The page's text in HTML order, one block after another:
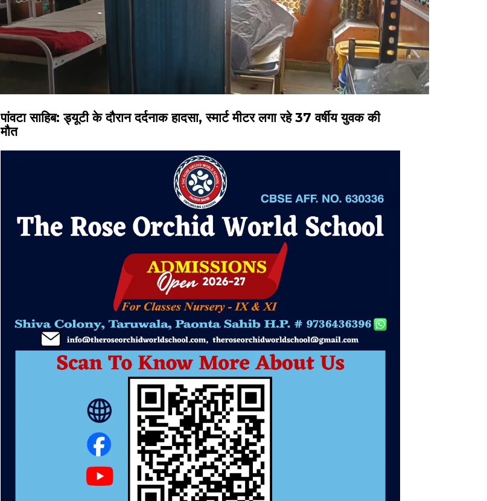
पांवटा साहिब: ड्यूटी के दौरान दर्दनाक हादसा, स्मार्ट मीटर लगा रहे 37 वर्षीय युवक की
मौत